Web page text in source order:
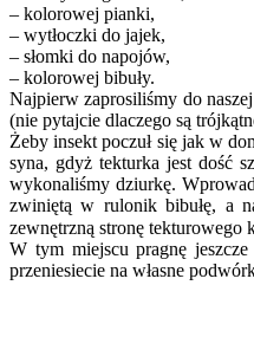
– kolorowej pianki,
– wytłoczki do jajek,
– słomki do napojów,
– kolorowej bibuły.
Najpierw zaprosiliśmy do
(nie pytajcie dlaczego są
Żeby insekt poczuł się jak w
syna, gdyż tekturka jest dość
wykonaliśmy dziurkę.
zwiniętą w rulonik bibułę, a
zewnętrzną stronę
W tym miejscu pragnę
przeniesiecie na własne